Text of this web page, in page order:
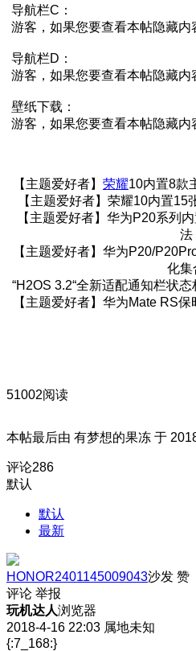
导航栏C：
游客，如果您要查看本帖隐藏内
导航栏D：
游客，如果您要查看本帖隐藏内
壁纸下载：
游客，如果您要查看本帖隐藏内
【主题爱好者】 荣耀10内置8款
【主题爱好者】荣耀10内置
【主题爱好者】华为P20系列
法
【主题爱好者】华为P20/
化集
“H2OS 3.2“全新适配通知栏状
【主题爱好者】华为Mate RS
51002阅读
本帖最后由 有梦想的果冻 于
评论286
默认
默认
最新
HONOR2401145009043沙发 赞
评论 举报
玩机达人浏览器
2018-4-16 22:03 属地未知
{:7_168:}